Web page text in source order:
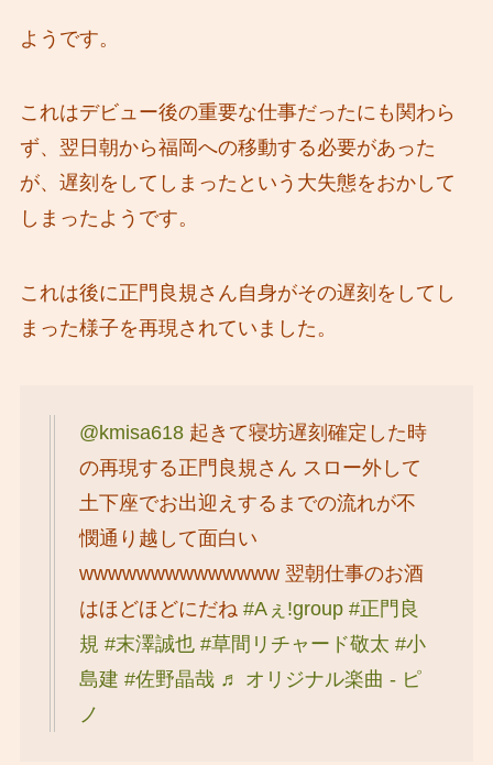
ようです。
これはデビュー後の重要な仕事だったにも関わら
ず、翌日朝から福岡への移動する必要があった
が、遅刻をしてしまったという大失態をおかして
しまったようです。
これは後に正門良規さん自身がその遅刻をしてし
まった様子を再現されていました。
@kmisa618起きて寝坊遅刻確定した時
の再現する正門良規さん スロー外して
土下座でお出迎えするまでの流れが不
憫通り越して面白い
wwwwwwwwwwwwww 翌朝仕事のお酒
はほどほどにだね #Aぇǃgroup #正門良
規 #末澤誠也 #草間リチャード敬太 #小
島建 #佐野晶哉 ♬ オリジナル楽曲 - ピ
ノ